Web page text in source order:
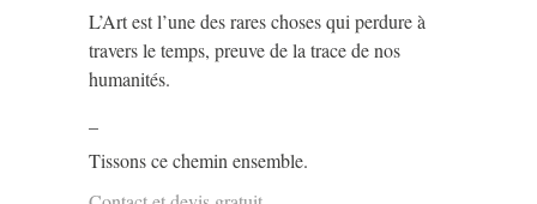
L’Art est l’une des rares choses qui perdure à
travers le temps, preuve de la trace de nos
humanités.
Tissons ce chemin ensemble.